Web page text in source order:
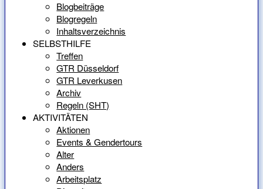
Blogbeiträge
Blogregeln
Inhaltsverzeichnis
SELBSTHILFE
Treffen
GTR Düsseldorf
GTR Leverkusen
Archiv
Regeln (SHT)
AKTIVITÄTEN
Aktionen
Events & Gendertours
Alter
Anders
Arbeitsplatz